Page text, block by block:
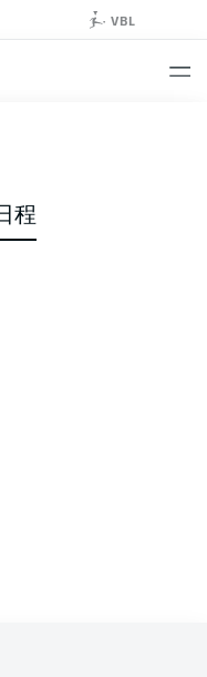
VBL
程
開始の 60分前